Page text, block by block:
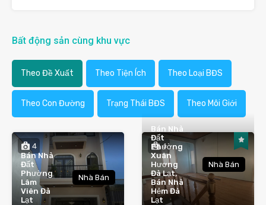
Bất động sản cùng khu vực
Theo Đề Xuất Theo Tiện Ích Theo Loại BĐS
Theo Con Đường Trạng Thái BĐS Theo Môi Giới
4
Bán Nhà
Đất
Phường
Lâm
Viên Đà
Lạt
Nhà Bán
4
Bán Nhà
Đất
Phường
Xuân
Hương
Đà Lạt,
Bán Nhà
Hẻm Đà
Lạt
Nhà Bán